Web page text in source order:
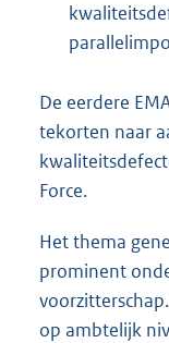
De eerdere
tekorten naar
Force.
Het thema
prominent
op ambtelijk